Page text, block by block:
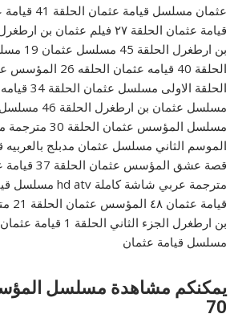
عثمان مسلسل
قيامة عثمان الحلقة ٢٧ فيلم
بن
الحلقة 40 قيامه
مسلسل عثمان
مسلسل المؤسس
مسلسل قيامة عثمان
يمكنكم مشاهدة مسلسل
70